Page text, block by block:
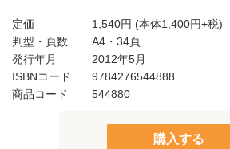
定価 1,540円 (本体1,400円+税)
判型・頁数
A4・34頁
発行年月
2012年5月
ISBNコード
9784276544888
商品コード
544880
購入する